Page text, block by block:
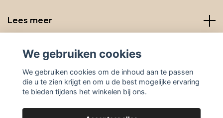
Lees meer
Social media
We gebruiken cookies
We gebruiken cookies om de inhoud aan te passen
die u te zien krijgt en om u de best mogelijke ervaring
te bieden tijdens het winkelen bij ons.